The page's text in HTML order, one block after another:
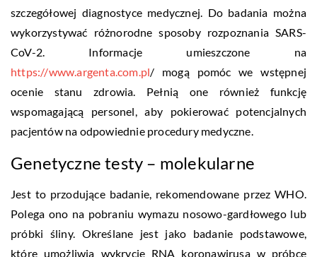
szczegółowej diagnostyce medycznej. Do badania można
wykorzystywać różnorodne sposoby rozpoznania SARS-
CoV-2. Informacje umieszczone na
https://www.argenta.com.pl/ mogą pomóc we wstępnej
ocenie stanu zdrowia. Pełnią one również funkcję
wspomagającą personel, aby pokierować potencjalnych
pacjentów na odpowiednie procedury medyczne.
Genetyczne testy – molekularne
Jest to przodujące badanie, rekomendowane przez WHO.
Polega ono na pobraniu wymazu nosowo-gardłowego lub
próbki śliny. Określane jest jako badanie podstawowe,
które umożliwia wykrycie RNA koronawirusa w próbce